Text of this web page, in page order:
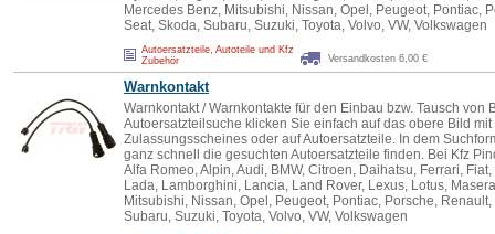
Mercedes Benz, Mitsubishi, Nissan, Opel, Peugeot, Pontiac,
Seat, Skoda, Subaru, Suzuki, Toyota, Volvo, VW, Volkswagen
Autoersatzteile, Autoteile und Kfz
Zubehör
Versandkosten 6,00 €
Warnkontakt
Warnkontakt / Warnkontakte für den Einbau bzw. Tausch von
Autoersatzteilsuche klicken Sie einfach auf das obere Bild
Zulassungsscheines oder auf Autoersatzteile. In dem
ganz schnell die gesuchten Autoersatzteile finden. Bei Kfz
Alfa Romeo, Alpin, Audi, BMW, Citroen, Daihatsu, Ferrari,
Lada, Lamborghini, Lancia, Land Rover, Lexus, Lotus,
Mitsubishi, Nissan, Opel, Peugeot, Pontiac, Porsche,
Subaru, Suzuki, Toyota, Volvo, VW, Volkswagen